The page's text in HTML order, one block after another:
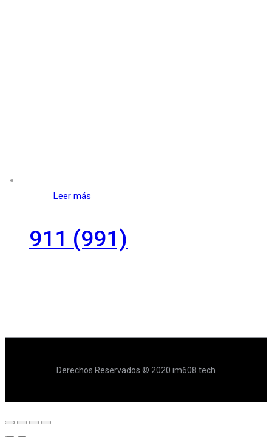
Leer más
911 (991)
Derechos Reservados © 2020 im608.tech